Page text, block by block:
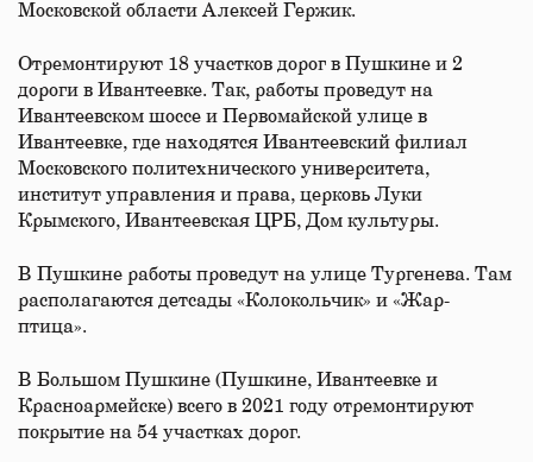
Московской области Алексей Гержик.
Отремонтируют 18 участков дорог в Пушкине и 2
дороги в Ивантеевке. Так, работы проведут на
Ивантеевском шоссе и Первомайской улице в
Ивантеевке, где находятся Ивантеевский филиал
Московского политехнического университета,
институт управления и права, церковь Луки
Крымского, Ивантеевская ЦРБ, Дом культуры.
В Пушкине работы проведут на улице Тургенева. Там
располагаются детсады «Колокольчик» и «Жар-
птица».
В Большом Пушкине (Пушкине, Ивантеевке и
Красноармейске) всего в 2021 году отремонтируют
покрытие на 54 участках дорог.